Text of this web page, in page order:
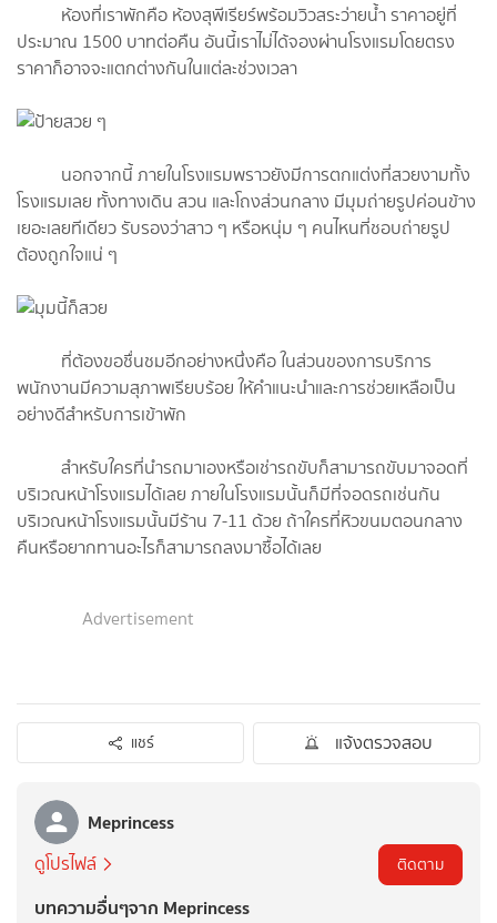
ห้องที่เราพักคือ ห้องสุพีเรียร์พร้อมวิวสระว่ายน้ำ ราคาอยู่ที่
ประมาณ 1500 บาทต่อคืน อันนี้เราไม่ได้จองผ่านโรงแรมโดยตรง
ราคาก็อาจจะแตกต่างกันในแต่ละช่วงเวลา
นอกจากนี้ ภายในโรงแรมพราวยังมีการตกแต่งที่สวยงามทั้ง
โรงแรมเลย ทั้งทางเดิน สวน และโถงส่วนกลาง มีมุมถ่ายรูปค่อนข้าง
เยอะเลยทีเดียว รับรองว่าสาว ๆ หรือหนุ่ม ๆ คนไหนที่ชอบถ่ายรูป
ต้องถูกใจแน่ ๆ
ที่ต้องขอชื่นชมอีกอย่างหนึ่งคือ ในส่วนของการบริการ
พนักงานมีความสุภาพเรียบร้อย ให้คำแนะนำและการช่วยเหลือเป็น
อย่างดีสำหรับการเข้าพัก
สำหรับใครที่นำรถมาเองหรือเช่ารถขับก็สามารถขับมาจอดที่
บริเวณหน้าโรงแรมได้เลย ภายในโรงแรมนั้นก็มีที่จอดรถเช่นกัน
บริเวณหน้าโรงแรมนั้นมีร้าน 7-11 ด้วย ถ้าใครที่หิวขนมตอนกลาง
คืนหรือยากทานอะไรก็สามารถลงมาซื้อได้เลย
Advertisement
แชร์ แจ้งตรวจสอบ
Meprincess
ดูโปรไฟล์ ติดตาม
บทความอื่นๆจาก Meprincess